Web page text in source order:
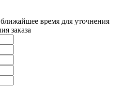
время для уточнения
заказа